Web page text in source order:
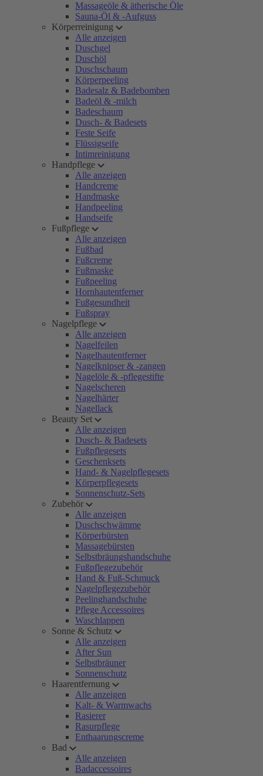
Massageöle & ätherische Öle
Sauna-Öl & -Aufguss
Körperreinigung
Alle anzeigen
Duschgel
Duschöl
Duschschaum
Körperpeeling
Badesalz & Badebomben
Badeöl & -milch
Badeschaum
Dusch- & Badesets
Feste Seife
Flüssigseife
Intimreinigung
Handpflege
Alle anzeigen
Handcreme
Handmaske
Handpeeling
Handseife
Fußpflege
Alle anzeigen
Fußbad
Fußcreme
Fußmaske
Fußpeeling
Hornhautentferner
Fußgesundheit
Fußspray
Nagelpflege
Alle anzeigen
Nagelfeilen
Nagelhautentferner
Nagelknipser & -zangen
Nagelöle & -pflegestifte
Nagelscheren
Nagelhärter
Nagellack
Beauty Set
Alle anzeigen
Dusch- & Badesets
Fußpflegesets
Geschenksets
Hand- & Nagelpflegesets
Körperpflegesets
Sonnenschutz-Sets
Zubehör
Alle anzeigen
Duschschwämme
Körperbürsten
Massagebürsten
Selbstbräungshandschuhe
Fußpflegezubehör
Hand & Fuß-Schmuck
Nagelpflegezubehör
Peelinghandschuhe
Pflege Accessoires
Waschlappen
Sonne & Schutz
Alle anzeigen
After Sun
Selbstbräuner
Sonnenschutz
Haarentfernung
Alle anzeigen
Kalt- & Warmwachs
Rasierer
Rasurpflege
Enthaarungscreme
Bad
Alle anzeigen
Badaccessoires